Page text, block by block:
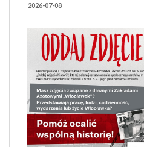
2026-07-08